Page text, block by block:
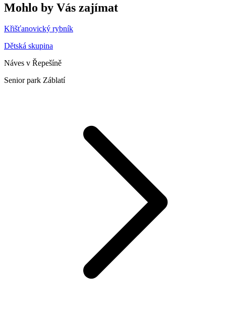
Mohlo by Vás zajímat
Křišťanovický rybník
Dětská skupina
Náves v Řepešíně
Senior park Záblatí